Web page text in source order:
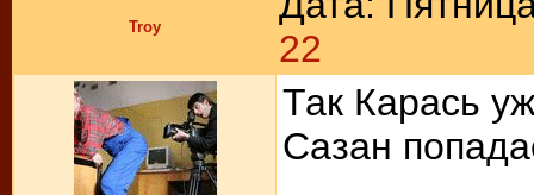
Troy
22
Так Карась
Сазан